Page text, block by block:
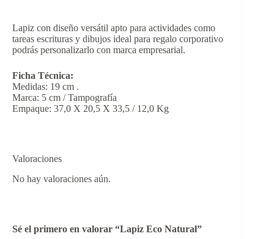
Lapiz con diseño versátil apto para actividades como
tareas escrituras y dibujos ideal para regalo corporativo
podrás personalizarlo con marca empresarial.
Ficha Técnica:
Medidas: 19 cm .
Marca: 5 cm / Tampografía
Empaque: 37,0 X 20,5 X 33,5 / 12,0 Kg
Valoraciones
No hay valoraciones aún.
Sé el primero en valorar “Lapiz Eco Natural”